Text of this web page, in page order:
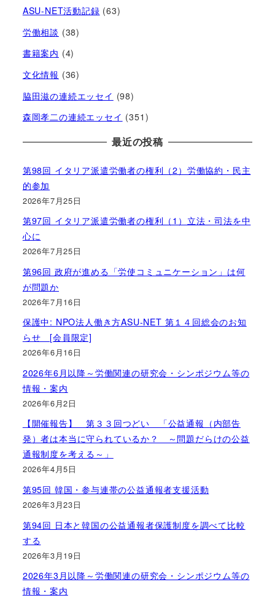
ASU-NET活動記録 (63)
労働相談 (38)
書籍案内 (4)
文化情報 (36)
脇田滋の連続エッセイ (98)
森岡孝二の連続エッセイ (351)
最近の投稿
第98回 イタリア派遣労働者の権利（2）労働協約・民主
的参加
2026年7月25日
第97回 イタリア派遣労働者の権利（1）立法・司法を中
心に
2026年7月25日
第96回 政府が進める「労使コミュニケーション」は何
が問題か
2026年7月16日
保護中: NPO法人働き方ASU-NET 第１４回総会のお知
らせ [会員限定]
2026年6月16日
2026年6月以降～労働関連の研究会・シンポジウム等の
情報・案内
2026年6月2日
【開催報告】 第３３回つどい 「公益通報（内部告
発）者は本当に守られているか？ ～問題だらけの公益
通報制度を考える～」
2026年4月5日
第95回 韓国・参与連帯の公益通報者支援活動
2026年3月23日
第94回 日本と韓国の公益通報者保護制度を調べて比較
する
2026年3月19日
2026年3月以降～労働関連の研究会・シンポジウム等の
情報・案内